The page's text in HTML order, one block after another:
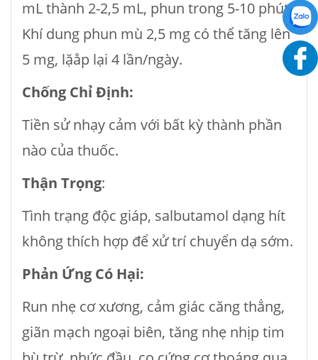
mL thành 2-2,5 mL, phun trong 5-10 phút.
Khí dung phun mù 2,5 mg có thể tăng lên
5 mg, lặåp lại 4 lần/ngày.
Chống Chỉ Định:
Tiền sử nhạy cảm với bất kỳ thành phần
nào của thuốc.
Thận Trọng:
Tình trạng độc giáp, salbutamol dạng hít
không thích hợp để xử trí chuyển dạ sớm.
Phản Ứng Có Hại:
Run nhẹ cơ xương, cảm giác căng thẳng,
giãn mạch ngoại biên, tăng nhẹ nhịp tim